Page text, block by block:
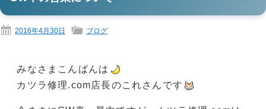
2016年4月30日 ブログ
みなさまこんばんは
カツラ修理.com店長のこれさんです